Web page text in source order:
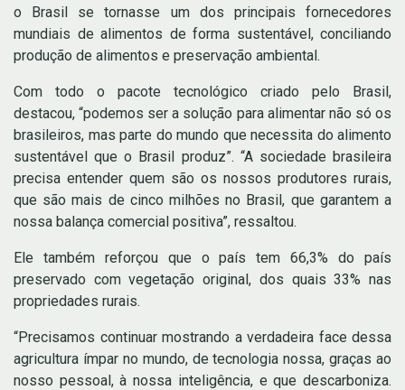
o Brasil se tornasse um dos principais fornecedores
mundiais de alimentos de forma sustentável, conciliando
produção de alimentos e preservação ambiental.
Com todo o pacote tecnológico criado pelo Brasil,
destacou, “podemos ser a solução para alimentar não só os
brasileiros, mas parte do mundo que necessita do alimento
sustentável que o Brasil produz”. “A sociedade brasileira
precisa entender quem são os nossos produtores rurais,
que são mais de cinco milhões no Brasil, que garantem a
nossa balança comercial positiva”, ressaltou.
Ele também reforçou que o país tem 66,3% do país
preservado com vegetação original, dos quais 33% nas
propriedades rurais.
“Precisamos continuar mostrando a verdadeira face dessa
agricultura ímpar no mundo, de tecnologia nossa, graças ao
nosso pessoal, à nossa inteligência, e que descarboniza.